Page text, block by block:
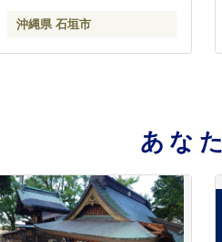
FR-002
沖縄県 石垣市
あな